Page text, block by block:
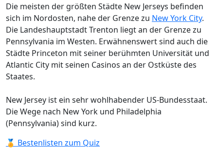
Die meisten der größten Städte New Jerseys befinden
sich im Nordosten, nahe der Grenze zu New York City.
Die Landeshauptstadt Trenton liegt an der Grenze zu
Pennsylvania im Westen. Erwähnenswert sind auch die
Städte Princeton mit seiner berühmten Universität und
Atlantic City mit seinen Casinos an der Ostküste des
Staates.
New Jersey ist ein sehr wohlhabender US-Bundesstaat.
Die Wege nach New York und Philadelphia
(Pennsylvania) sind kurz.
🏅 Bestenlisten zum Quiz